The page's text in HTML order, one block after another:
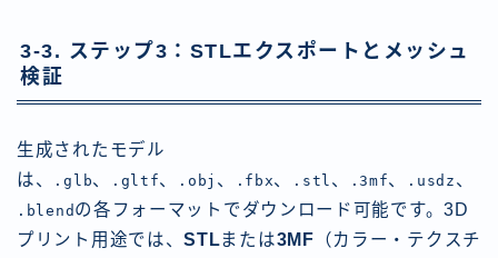
3-3. ステップ3：STLエクスポートとメッシュ
検証
生成されたモデル
は、
.glb、 .gltf、 .obj 、 .fbx、 .stl 、 .3mf、 .usdz 、
.blend の各フォーマットでダウンロード可能です。3D
プリント用途では、STLまたは3MF （カラー・テクスチ